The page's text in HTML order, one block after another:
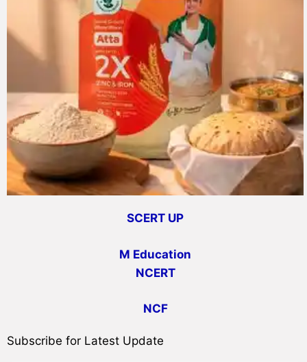
SCERT UP
M Education
NCERT
NCF
Subscribe for Latest Update